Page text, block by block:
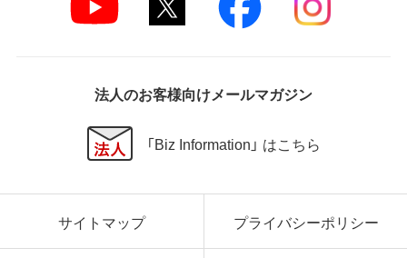
法人のお客様向けメールマガジン
「Biz Information」 はこちら
サイトマップ プライバシーポリシー